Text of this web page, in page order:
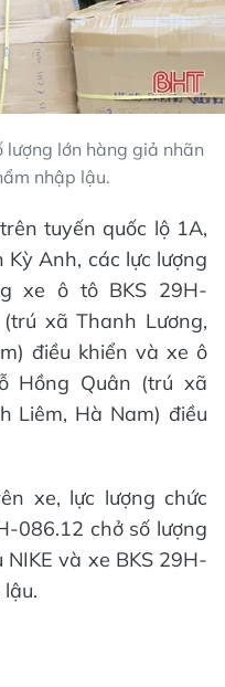
lượng lớn hàng giả nhãn
nhập lậu.
tuyến quốc lộ 1A,
Anh, các lực lượng
xe ô tô BKS 29H-
xã Thanh Lương,
điều khiển và xe ô
Hồng Quân (trú xã
Liêm, Hà Nam) điều
xe, lực lượng chức
086.12 chở số lượng
và xe BKS 29H-